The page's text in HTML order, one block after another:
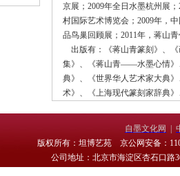
京展；2009年全日水墨杭州展
村国际艺术博览会；2009年，
品鸟巢回顾展；2011年，蒋山
出版有：《蒋山青篆刻》、《
集》、《蒋山青——水墨心情》
典》、《世界华人艺术家大典
术》、《上海现代篆刻家辞典
自墨文化网
版权所有：坦博艺苑 京公网安备：
公司地址：北京市海淀区杏石口路